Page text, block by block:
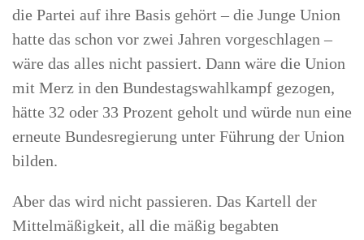
die Partei auf ihre Basis gehört – die Junge Union
hatte das schon vor zwei Jahren vorgeschlagen –
wäre das alles nicht passiert. Dann wäre die Union
mit Merz in den Bundestagswahlkampf gezogen,
hätte 32 oder 33 Prozent geholt und würde nun eine
erneute Bundesregierung unter Führung der Union
bilden.
Aber das wird nicht passieren. Das Kartell der
Mittelmäßigkeit, all die mäßig begabten